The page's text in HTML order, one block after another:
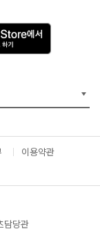
이용약관
담당관